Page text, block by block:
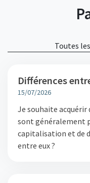
Toutes
Différences
15/07/2026
Je souhaite acquérir
sont généralement
capitalisation et de
entre eux ?